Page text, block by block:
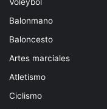
Voleybol
Balonmano
Baloncesto
Artes marciales
Atletismo
Ciclismo